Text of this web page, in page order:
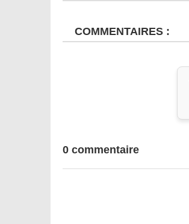
COMMENTAIRES :
0 commentaire